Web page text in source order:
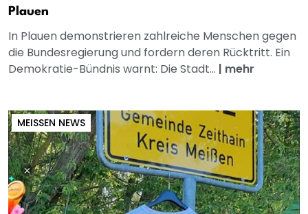
Plauen
In Plauen demonstrieren zahlreiche Menschen gegen
die Bundesregierung und fordern deren Rücktritt. Ein
Demokratie-Bündnis warnt: Die Stadt... | mehr
MEISSEN NEWS